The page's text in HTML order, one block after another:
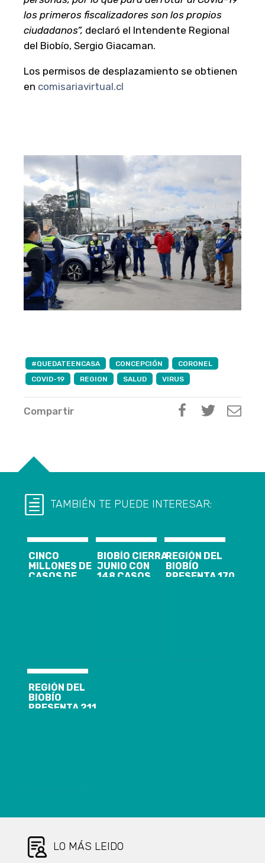
los primeros fiscalizadores son los propios
ciudadanos”, declaró el Intendente Regional
del Biobío, Sergio Giacaman.
Los permisos de desplazamiento se obtienen
en comisariavirtual.cl
#QUEDATEENCASA CONCEPCIÓN
CORONEL
COVID-19
REGION SALUD VIRUS
Compartir
TAMBIÉN TE PUEDE INTERESAR:
CINCO
MILLONES DE
CASOS DE
BIOBÍO CIERRA
JUNIO CON
148 CASOS
REGIÓN DEL
BIOBÍO
PRESENTA 170
REGIÓN DEL
BIOBÍO
PRESENTA 211
LO MÁS LEIDO